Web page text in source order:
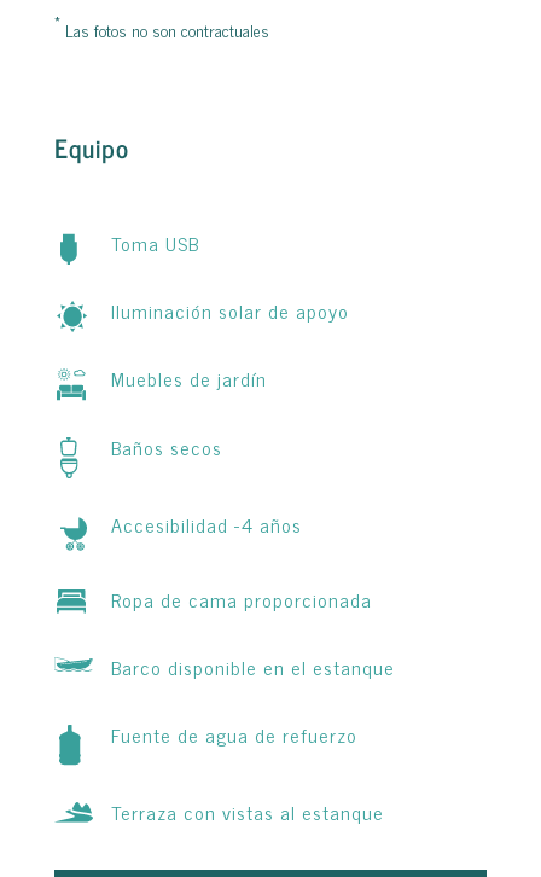
* Las fotos no son contractuales
Equipo
Toma USB
Iluminación solar de apoyo
Muebles de jardín
Baños secos
Accesibilidad -4 años
Ropa de cama proporcionada
Barco disponible en el estanque
Fuente de agua de refuerzo
Terraza con vistas al estanque